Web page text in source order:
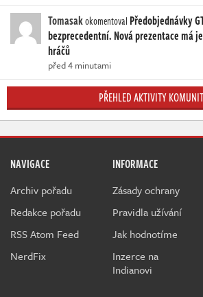
Tomasakokomentoval Předobjednávky
bezprecedentní. Nová prezentace má
hráčů
před 4 minutami
PŘEHLED AKTIVITY
NAVIGACE
Archiv pořadu
Redakce pořadu
RSS Atom Feed
NerdFix
INFORMACE
Zásady ochrany
Pravidla užívání
Jak hodnotíme
Inzerce na
Indianovi